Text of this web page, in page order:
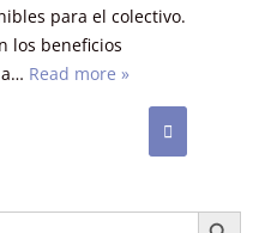
para el colectivo.
los beneficios
Read more »
Botón de